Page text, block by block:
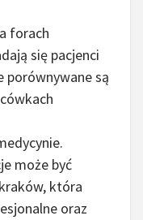
forach
się pacjenci
porównywane są
może być
która
oraz